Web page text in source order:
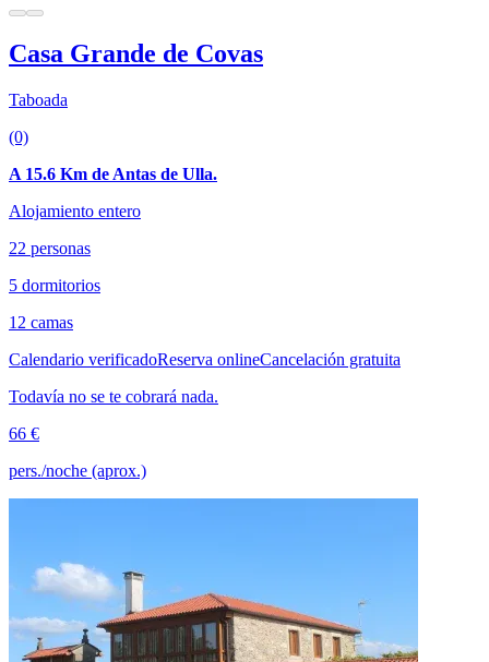
Casa Grande de Covas
Taboada
(0)
A 15.6 Km de Antas de Ulla.
Alojamiento entero
22 personas
5 dormitorios
12 camas
Calendario verificadoReserva onlineCancelación gratuita
Todavía no se te cobrará nada.
66 €
pers./noche (aprox.)